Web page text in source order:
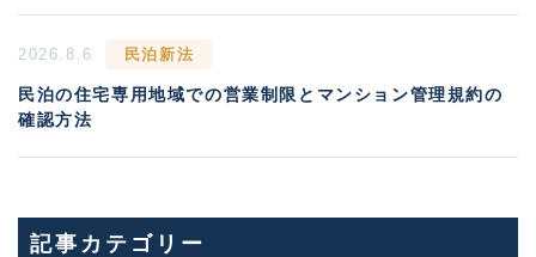
2026.8.6 民泊新法
民泊の住宅専用地域での営業制限とマンション管理規約の
確認方法
記事カテゴリー